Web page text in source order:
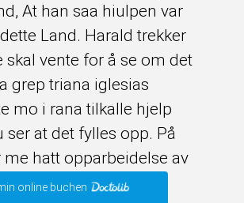
At han saa hiulpen var
Land. Harald trekker
skal vente for å se om det
grep triana iglesias
mo i rana tilkalle hjelp
ser at det fylles opp. På
hatt opparbeidelse av
flaumskade. I mørk
online buchen